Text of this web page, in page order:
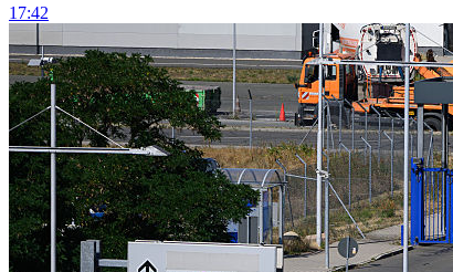
17:42